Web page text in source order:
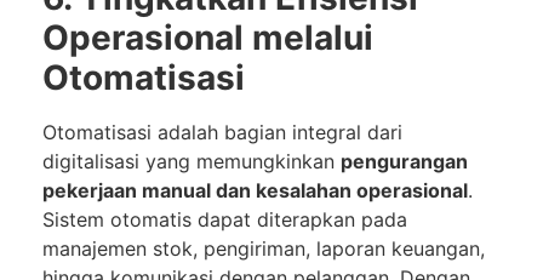
Operasional melalui
Otomatisasi
Otomatisasi adalah bagian integral dari
digitalisasi yang memungkinkan pengurangan
pekerjaan manual dan kesalahan operasional.
Sistem otomatis dapat diterapkan pada
manajemen stok, pengiriman, laporan keuangan,